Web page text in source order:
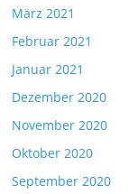
März 2021
Februar 2021
Januar 2021
Dezember 2020
November 2020
Oktober 2020
September 2020